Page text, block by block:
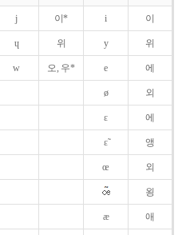
j 이* i 이
ɥ 위 y 위
w 오, 우* e 에
ø 외
ɛ 에
ɛ̃ 앵
œ 외
욍
æ 애